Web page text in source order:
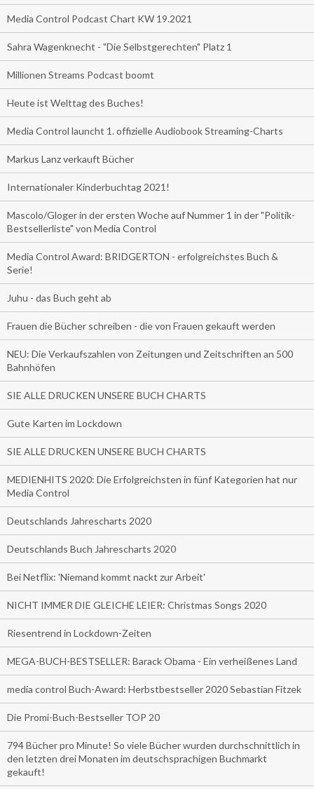
Media Control Podcast Chart KW 19.2021
Sahra Wagenknecht - "Die Selbstgerechten" Platz 1
Millionen Streams Podcast boomt
Heute ist Welttag des Buches!
Media Control launcht 1. offizielle Audiobook Streaming-Charts
Markus Lanz verkauft Bücher
Internationaler Kinderbuchtag 2021!
Mascolo/Gloger in der ersten Woche auf Nummer 1 in der "Politik-
Bestsellerliste" von Media Control
Media Control Award: BRIDGERTON - erfolgreichstes Buch &
Serie!
Juhu - das Buch geht ab
Frauen die Bücher schreiben - die von Frauen gekauft werden
NEU: Die Verkaufszahlen von Zeitungen und Zeitschriften an 500
Bahnhöfen
SIE ALLE DRUCKEN UNSERE BUCH CHARTS
Gute Karten im Lockdown
SIE ALLE DRUCKEN UNSERE BUCH CHARTS
MEDIENHITS 2020: Die Erfolgreichsten in fünf Kategorien hat nur
Media Control
Deutschlands Jahrescharts 2020
Deutschlands Buch Jahrescharts 2020
Bei Netflix: 'Niemand kommt nackt zur Arbeit'
NICHT IMMER DIE GLEICHE LEIER: Christmas Songs 2020
Riesentrend in Lockdown-Zeiten
MEGA-BUCH-BESTSELLER: Barack Obama - Ein verheißenes Land
media control Buch-Award: Herbstbestseller 2020 Sebastian Fitzek
Die Promi-Buch-Bestseller TOP 20
794 Bücher pro Minute! So viele Bücher wurden durchschnittlich in
den letzten drei Monaten im deutschsprachigen Buchmarkt
gekauft!